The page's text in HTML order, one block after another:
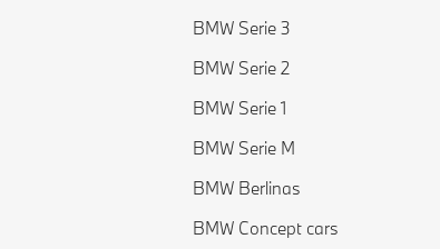
BMW Serie 3
BMW Serie 2
BMW Serie 1
BMW Serie M
BMW Berlinas
BMW Concept cars